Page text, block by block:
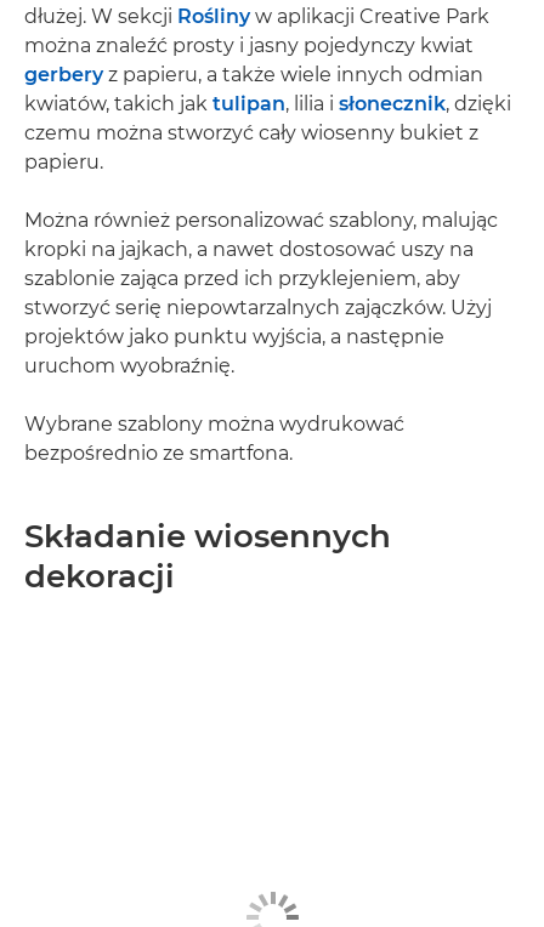
dłużej. W sekcji Roślinyw aplikacji Creative Park
można znaleźć prosty i jasny pojedynczy kwiat
gerberyz papieru, a także wiele innych odmian
kwiatów, takich jak tulipan, lilia i słonecznik, dzięki
czemu można stworzyć cały wiosenny bukiet z
papieru.
Można również personalizować szablony, malując
kropki na jajkach, a nawet dostosować uszy na
szablonie zająca przed ich przyklejeniem, aby
stworzyć serię niepowtarzalnych zajączków. Użyj
projektów jako punktu wyjścia, a następnie
uruchom wyobraźnię.
Wybrane szablony można wydrukować
bezpośrednio ze smartfona.
Składanie wiosennych
dekoracji